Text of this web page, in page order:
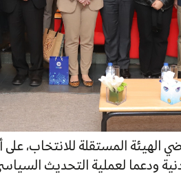
المستقلة للانتخاب،
ودعما لعملية التحديث